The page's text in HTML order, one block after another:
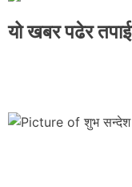
यो खबर पढेर